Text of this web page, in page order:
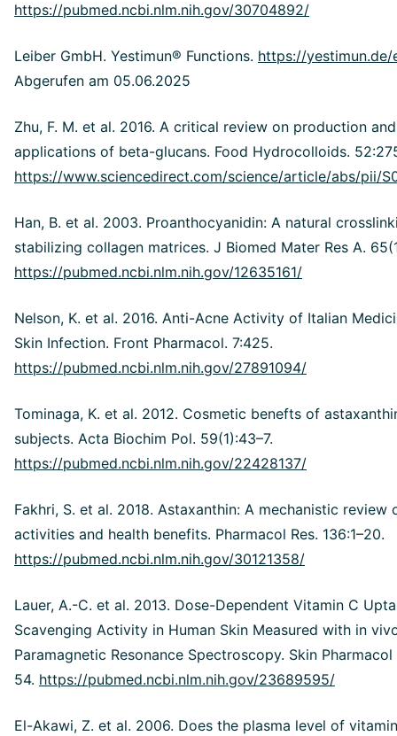
https://pubmed.ncbi.nlm.nih.gov/30704892/
Leiber GmbH. Yestimun® Functions. https://
Abgerufen am 05.06.2025
Zhu, F. M. et al. 2016. A critical review on production
applications of beta-glucans. Food Hydrocolloids.
https://www.sciencedirect.com/science/article/abs/pii/
Han, B. et al. 2003. Proanthocyanidin: A natural
stabilizing collagen matrices. J Biomed Mater Res A.
https://pubmed.ncbi.nlm.nih.gov/12635161/
Nelson, K. et al. 2016. Anti-Acne Activity of Italian
Skin Infection. Front Pharmacol. 7:425.
https://pubmed.ncbi.nlm.nih.gov/27891094/
Tominaga, K. et al. 2012. Cosmetic benefts of
subjects. Acta Biochim Pol. 59(1):43–7.
https://pubmed.ncbi.nlm.nih.gov/22428137/
Fakhri, S. et al. 2018. Astaxanthin: A mechanistic review
activities and health benefits. Pharmacol Res. 136:1–20.
https://pubmed.ncbi.nlm.nih.gov/30121358/
Lauer, A.-C. et al. 2013. Dose-Dependent Vitamin C
Scavenging Activity in Human Skin Measured with in
Paramagnetic Resonance Spectroscopy. Skin
54. https://pubmed.ncbi.nlm.nih.gov/23689595/
El-Akawi, Z. et al. 2006. Does the plasma level of